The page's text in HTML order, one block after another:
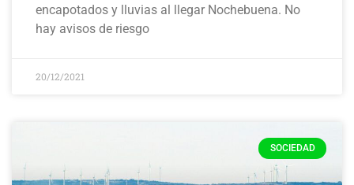
encapotados y lluvias al llegar Nochebuena. No
hay avisos de riesgo
20/12/2021
SOCIEDAD